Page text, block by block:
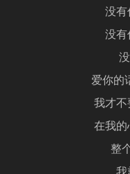
没有
没有
爱你的
我才不
在我的
整